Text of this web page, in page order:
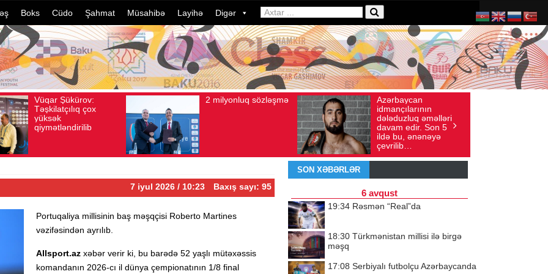
Boks Cüdo Şahmat Müsahibə Layihə Digər
2 milyonluq sözləşmə
Avqust 04, 2026
Azərbaycan
idmançılarının
dələduzluq əməlləri
davam edir. Son 5
ildə bu, ənənəyə
Baxış sayı: 136
Avqust 04, 2026
Ad gününü vətənində
qeyd etməsə də,
ürəyi hər zaman
doğma yurdu ilə
döyünür
İyul 30, 2026
7 iyul 2026 / 10:23 Baxış sayı: 95
Portuqaliya millisinin baş məşqçisi Roberto Martines
vəzifəsindən ayrılıb.
Allsport.az xəbər verir ki, bu barədə 52 yaşlı mütəxəssis
komandanın 2026-cı il dünya çempionatının 1/8 final
SON XƏBƏRLƏR
6 avqust
19:34 Rəsmən “Real”da
18:30 Türkmənistan millisi ilə birgə
məşq
17:08 Serbiyalı futbolçu Azərbaycanda